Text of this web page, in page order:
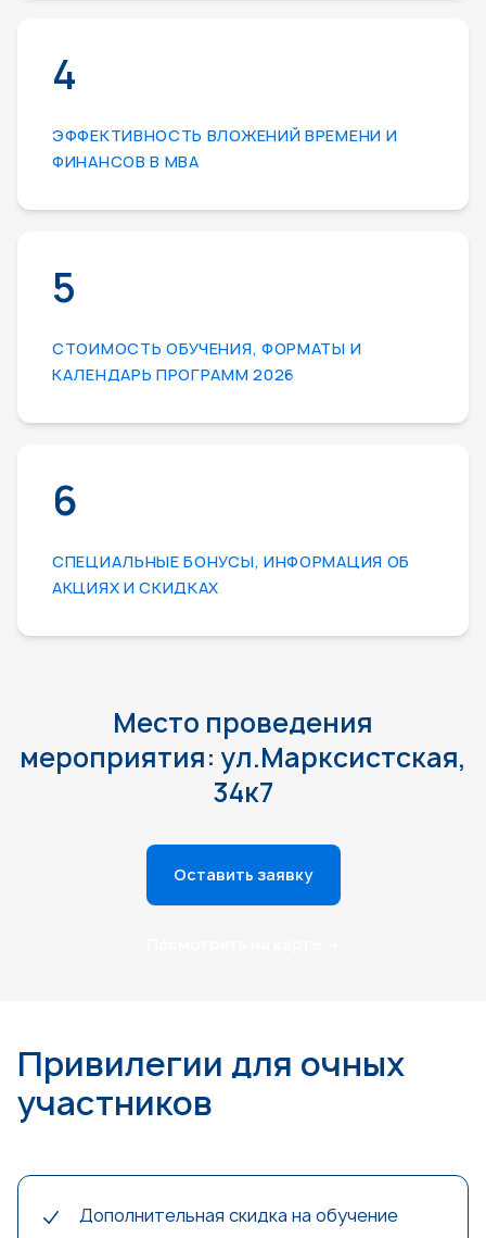
4
ЭФФЕКТИВНОСТЬ ВЛОЖЕНИЙ ВРЕМЕНИ И
ФИНАНСОВ В МВА
5
СТОИМОСТЬ ОБУЧЕНИЯ, ФОРМАТЫ И
КАЛЕНДАРЬ ПРОГРАММ 2026
6
СПЕЦИАЛЬНЫЕ БОНУСЫ, ИНФОРМАЦИЯ ОБ
АКЦИЯХ И СКИДКАХ
Место проведения
мероприятия: ул.Марксистская,
34к7
Оставить заявку
Привилегии для очных
участников
Дополнительная скидка на обучение